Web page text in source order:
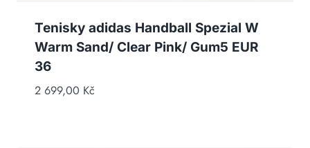
Tenisky adidas Handball Spezial W
Warm Sand/ Clear Pink/ Gum5 EUR
36
2 699,00 Kč